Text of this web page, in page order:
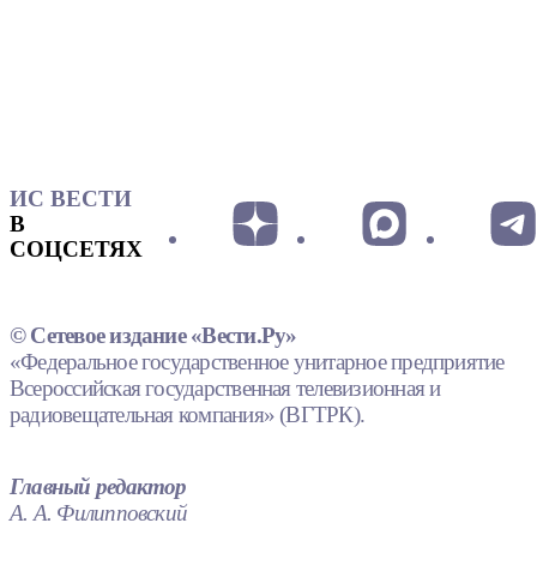
ИС ВЕСТИ
В
СОЦСЕТЯХ
© Сетевое издание «Вести.Ру»
«Федеральное государственное унитарное предприятие
Всероссийская государственная телевизионная и
радиовещательная компания» (ВГТРК).
Главный редактор
А. А. Филипповский